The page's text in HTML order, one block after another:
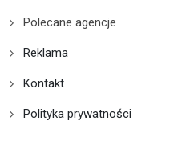
Polecane agencje
Reklama
Kontakt
Polityka prywatności